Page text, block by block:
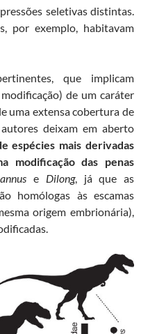
seletivas distintas.
por exemplo, habitavam
que implicam
de um caráter
uma extensa cobertura de
deixam em aberto
espécies mais derivadas
modificação das penas
e Dilong, já que as
homólogas às escamas
origem embrionária),